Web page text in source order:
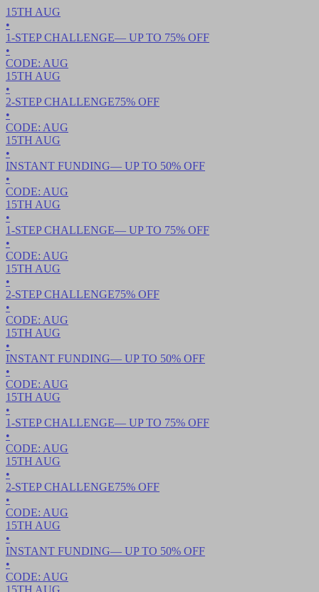
15TH AUG
•
1-STEP CHALLENGE— UP TO 75% OFF
•
CODE: AUG
15TH AUG
•
2-STEP CHALLENGE75% OFF
•
CODE: AUG
15TH AUG
•
INSTANT FUNDING— UP TO 50% OFF
•
CODE: AUG
15TH AUG
•
1-STEP CHALLENGE— UP TO 75% OFF
•
CODE: AUG
15TH AUG
•
2-STEP CHALLENGE75% OFF
•
CODE: AUG
15TH AUG
•
INSTANT FUNDING— UP TO 50% OFF
•
CODE: AUG
15TH AUG
•
1-STEP CHALLENGE— UP TO 75% OFF
•
CODE: AUG
15TH AUG
•
2-STEP CHALLENGE75% OFF
•
CODE: AUG
15TH AUG
•
INSTANT FUNDING— UP TO 50% OFF
•
CODE: AUG
15TH AUG